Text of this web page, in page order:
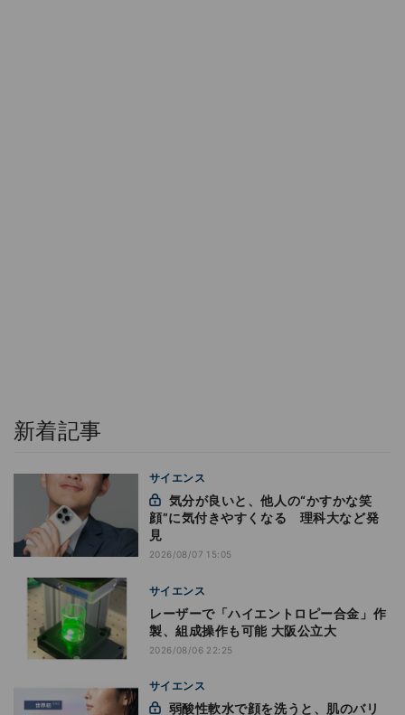
新着記事
サイエンス
顔”に気付きやすくなる 理科大など発
見
2026/08/07 15:05
サイエンス
レーザーで「ハイエントロピー合金」作
製、組成操作も可能 大阪公立大
2026/08/06 22:25
サイエンス